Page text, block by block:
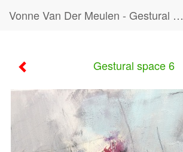
Vonne Van Der Meulen - Gestural Space 6
Gestural space 6